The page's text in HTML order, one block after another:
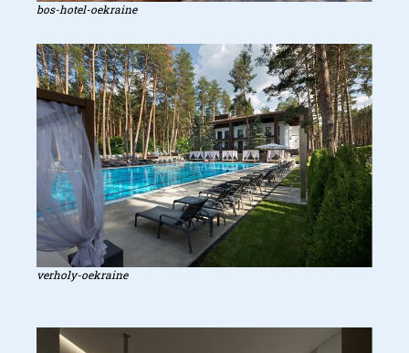
bos-hotel-oekraine
verholy-oekraine